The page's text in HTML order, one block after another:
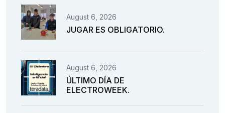
August 6, 2026
JUGAR ES OBLIGATORIO.
August 6, 2026
ÚLTIMO DÍA DE
ELECTROWEEK.